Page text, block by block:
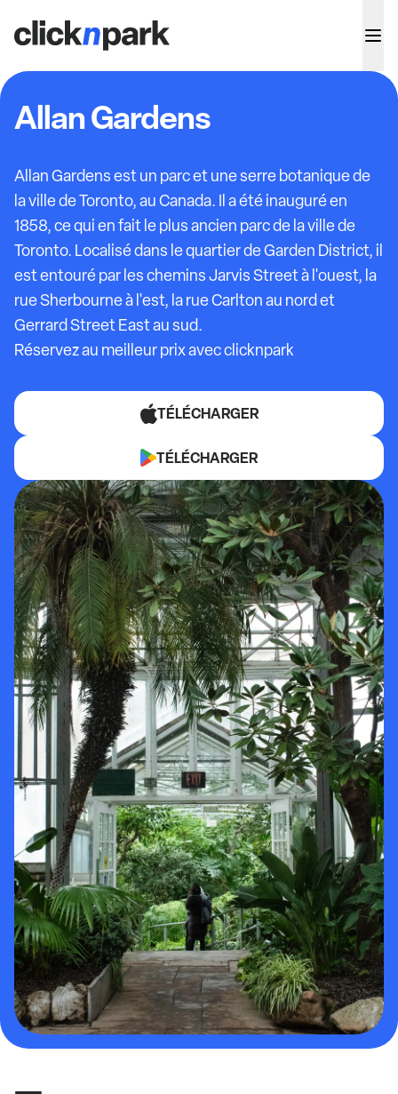
Allan Gardens
Allan Gardens est un parc et une serre botanique de
la ville de Toronto, au Canada. Il a été inauguré en
1858, ce qui en fait le plus ancien parc de la ville de
Toronto. Localisé dans le quartier de Garden District, il
est entouré par les chemins Jarvis Street à l'ouest, la
rue Sherbourne à l'est, la rue Carlton au nord et
Gerrard Street East au sud.
Réservez au meilleur prix avec clicknpark
TÉLÉCHARGER
TÉLÉCHARGER